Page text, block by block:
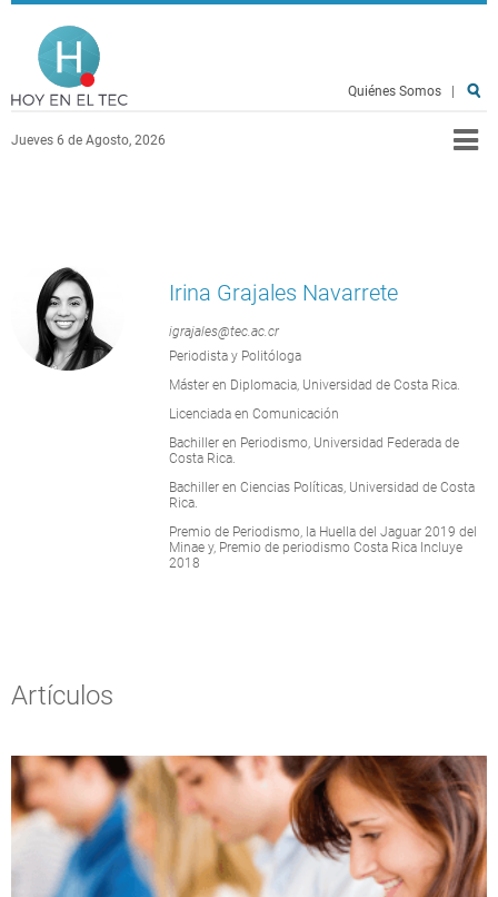
Pasar al contenido principal
Jueves 6 de Agosto, 2026
Quiénes Somos
Irina Grajales Navarrete
igrajales@tec.ac.cr
Periodista y Politóloga
Máster en Diplomacia, Universidad de Costa Rica.
Licenciada en Comunicación
Bachiller en Periodismo, Universidad Federada de
Costa Rica.
Bachiller en Ciencias Políticas, Universidad de Costa
Rica.
Premio de Periodismo, la Huella del Jaguar 2019 del
Minae y, Premio de periodismo Costa Rica Incluye
2018
Artículos